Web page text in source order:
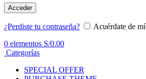
Acceder
¿Perdiste tu contraseña?
Acuérdate de mí
0 elementos S/0.00
Categorías
SPECIAL OFFER